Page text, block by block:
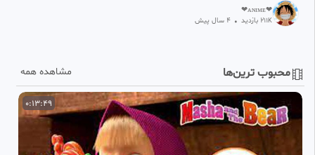
❤ᴀɴɪᴍᴇ❤
211K بازدید • 4 سال پیش
مشاهده همه محبوب ترین‌ها
0:13:49